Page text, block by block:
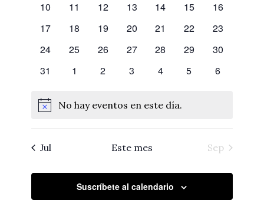
de
Eventos
0
10
0
11
0
12
0
13
0
14
0
15
0
16
0
17
0
18
0
19
0
20
0
21
0
22
0
23
0
24
0
25
0
26
0
27
0
28
0
29
0
30
0
31
0
1
0
2
0
3
0
4
0
5
0
6
NoticeNo hay eventos en este día.
Jul Este mes Sep
Suscríbete al calendario